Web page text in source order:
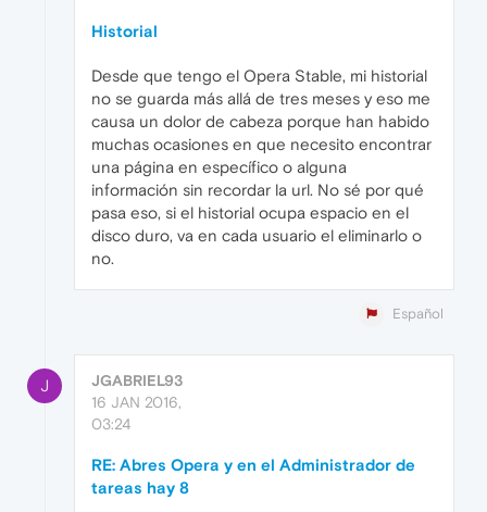
Historial
Desde que tengo el Opera Stable, mi historial
no se guarda más allá de tres meses y eso me
causa un dolor de cabeza porque han habido
muchas ocasiones en que necesito encontrar
una página en específico o alguna
información sin recordar la url. No sé por qué
pasa eso, si el historial ocupa espacio en el
disco duro, va en cada usuario el eliminarlo o
no.
Español
J
JGABRIEL93
16 JAN 2016,
03:24
RE: Abres Opera y en el Administrador de
tareas hay 8